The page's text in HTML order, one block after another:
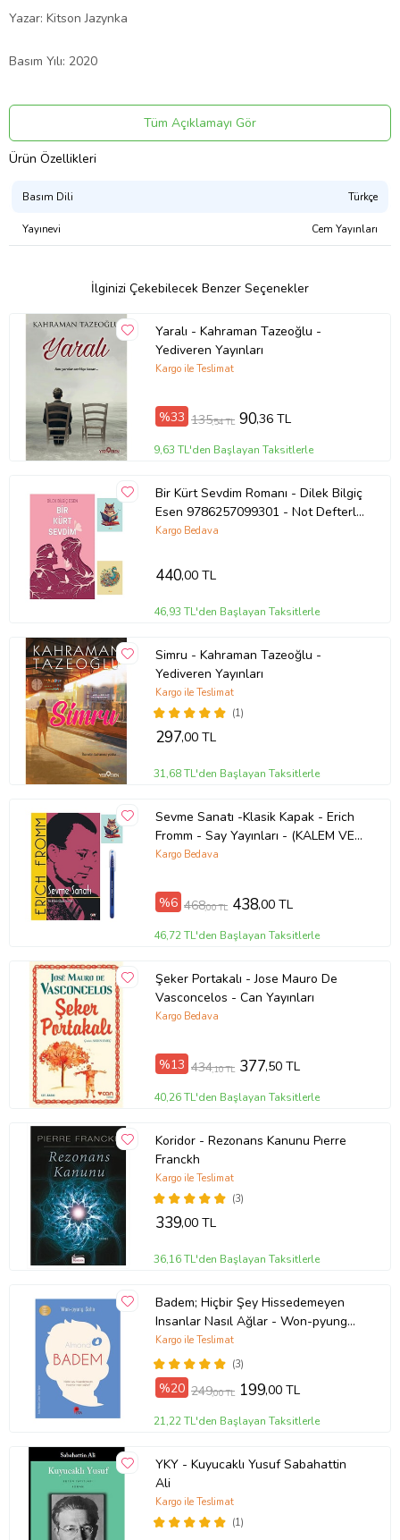
Yazar: Kitson Jazynka
Basım Yılı: 2020
Kapak Türü: Karton Kapak
Sayfa Sayısı: 48
Kağıt Cinsi: Kuşe
Çevirmen: Özlem Tutar
Tüm Açıklamayı Gör
Ürün Özellikleri
Basım Dili Türkçe
Yayınevi Cem Yayınları
İlginizi Çekebilecek Benzer Seçenekler
Yaralı - Kahraman Tazeoğlu -
Yediveren Yayınları
Kargo ile Teslimat
%33 135,54 TL 90,36 TL
9,63 TL'den Başlayan Taksitlerle
Bir Kürt Sevdim Romanı - Dilek Bilgiç
Esen 9786257099301 - Not Defterli
Seti (Renksiz)
Kargo Bedava
440,00 TL
46,93 TL'den Başlayan Taksitlerle
Simru - Kahraman Tazeoğlu -
Yediveren Yayınları
(1)
Kargo ile Teslimat
297,00 TL
31,68 TL'den Başlayan Taksitlerle
Sevme Sanatı -Klasik Kapak - Erich
Fromm - Say Yayınları - (KALEM VE
NOT DEFTERLİ) (Renksiz)
Kargo Bedava
%6 468,00 TL 438,00 TL
46,72 TL'den Başlayan Taksitlerle
Şeker Portakalı - Jose Mauro De
Vasconcelos - Can Yayınları
Kargo Bedava
%13 434,10 TL 377,50 TL
40,26 TL'den Başlayan Taksitlerle
Koridor - Rezonans Kanunu Pıerre
Franckh
(3)
Kargo ile Teslimat
339,00 TL
36,16 TL'den Başlayan Taksitlerle
Badem; Hiçbir Şey Hissedemeyen
Insanlar Nasıl Ağlar - Won-pyung
Sohn - Peta Kitap
(3)
Kargo ile Teslimat
%20 249,00 TL 199,00 TL
21,22 TL'den Başlayan Taksitlerle
YKY - Kuyucaklı Yusuf Sabahattin
Ali
(1)
Kargo ile Teslimat